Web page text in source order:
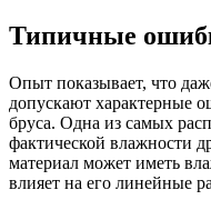
Типичные
Опыт показывает, что
допускают характерные
бруса. Одна из самых
фактической влажности
материал может иметь
влияет на его линейные